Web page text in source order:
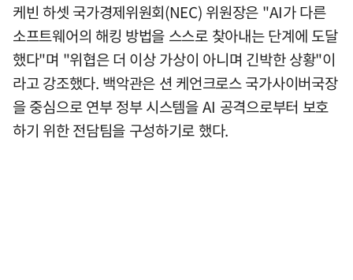
케빈 하셋 국가경제위원회(NEC) 위원장은 "AI가 다른
소프트웨어의 해킹 방법을 스스로 찾아내는 단계에 도달
했다"며 "위협은 더 이상 가상이 아니며 긴박한 상황"이
라고 강조했다. 백악관은 션 케언크로스 국가사이버국장
을 중심으로 연부 정부 시스템을 AI 공격으로부터 보호
하기 위한 전담팀을 구성하기로 했다.